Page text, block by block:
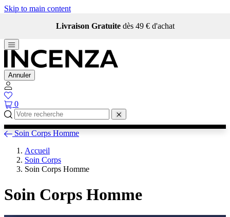
Skip to main content
Livraison Gratuite dès 49 € d'achat
Annuler
0
Soin Corps Homme
Accueil
Soin Corps
Soin Corps Homme
Soin Corps Homme